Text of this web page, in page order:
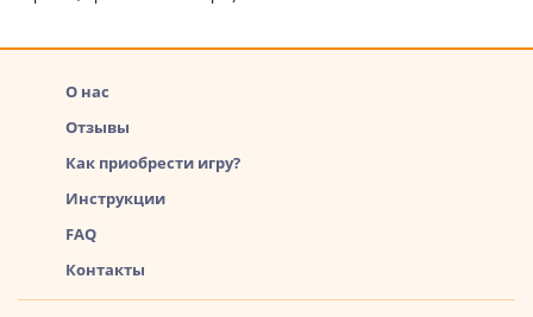
О нас
Отзывы
Как приобрести игру?
Инструкции
FAQ
Контакты